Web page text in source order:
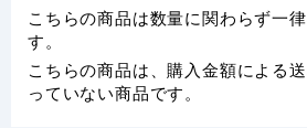
こちらの商品は数量に関わらず一
す。
こちらの商品は、購入金額による
っていない商品です。